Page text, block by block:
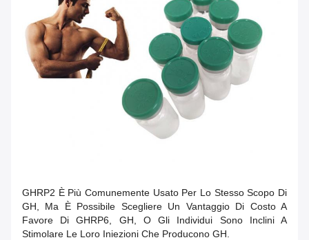
GHRP2 È Più Comunemente Usato Per Lo Stesso Scopo Di
GH, Ma È Possibile Scegliere Un Vantaggio Di Costo A
Favore Di GHRP6, GH, O Gli Individui Sono Inclini A
Stimolare Le Loro Iniezioni Che Producono GH.